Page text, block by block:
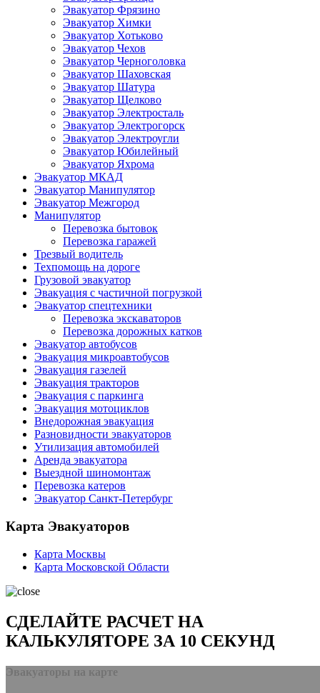
Эвакуатор Фрязино
Эвакуатор Химки
Эвакуатор Хотьково
Эвакуатор Чехов
Эвакуатор Черноголовка
Эвакуатор Шаховская
Эвакуатор Шатура
Эвакуатор Щелково
Эвакуатор Электросталь
Эвакуатор Электрогорск
Эвакуатор Электроугли
Эвакуатор Юбилейный
Эвакуатор Яхрома
Эвакуатор МКАД
Эвакуатор Манипулятор
Эвакуатор Межгород
Манипулятор
Перевозка бытовок
Перевозка гаражей
Трезвый водитель
Техпомощь на дороге
Грузовой эвакуатор
Эвакуация с частичной погрузкой
Эвакуатор спецтехники
Перевозка экскаваторов
Перевозка дорожных катков
Эвакуатор автобусов
Эвакуация микроавтобусов
Эвакуация газелей
Эвакуация тракторов
Эвакуация с паркинга
Эвакуация мотоциклов
Внедорожная эвакуация
Разновидности эвакуаторов
Утилизация автомобилей
Аренда эвакуатора
Выездной шиномонтаж
Перевозка катеров
Эвакуатор Санкт-Петербург
Карта Эвакуаторов
Карта Москвы
Карта Московской Области
СДЕЛАЙТЕ РАСЧЕТ НА
КАЛЬКУЛЯТОРЕ ЗА 10 СЕКУНД
Эвакуаторы на карте